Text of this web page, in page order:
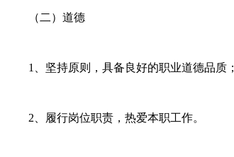
（二）道德
1、坚持原则，具备良好的职业道德品质；
2、履行岗位职责，热爱本职工作。